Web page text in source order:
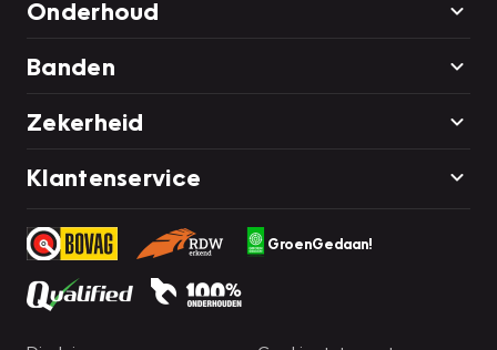
Onderhoud
Banden
Zekerheid
Klantenservice
GroenGedaan!